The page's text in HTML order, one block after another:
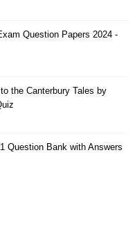
Question Papers 2024 -
the Canterbury Tales by
Question Bank with Answers